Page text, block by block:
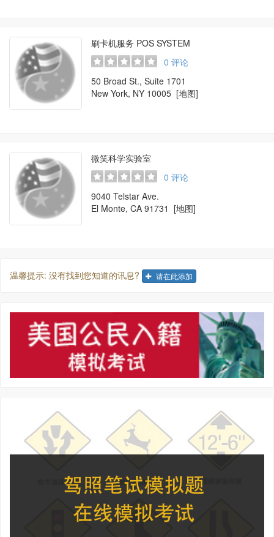
刷卡机服务 POS SYSTEM
0 评论
50 Broad St., Suite 1701
New York, NY 10005 [地图]
微笑科学实验室
0 评论
9040 Telstar Ave.
El Monte, CA 91731 [地图]
温馨提示: 没有找到您知道的讯息? 请在此添加